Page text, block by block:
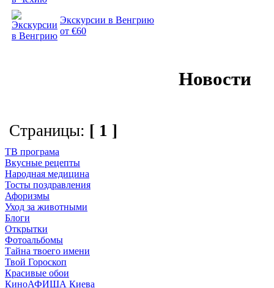
Экскурсии в Венгрию
от €60
Новости
Страницы: [ 1 ]
ТВ програма
Вкусные рецепты
Народная медицина
Тосты поздравления
Афоризмы
Уход за животными
Блоги
Открытки
Фотоальбомы
Тайна твоего имени
Твой Гороскоп
Красивые обои
КиноАФИША Киева